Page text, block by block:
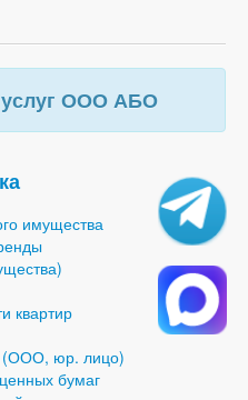
ООО АБО
имущества
квартир
(ООО, юр. лицо)
бумаг